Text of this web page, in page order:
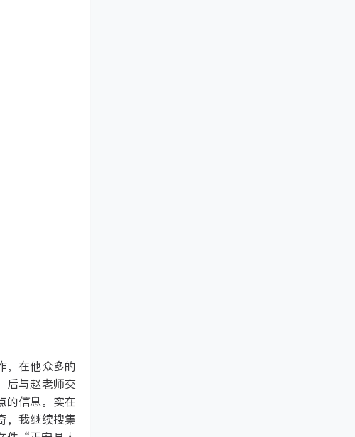
，在他众多的
后与赵老师交
的信息。实在
，我继续搜集